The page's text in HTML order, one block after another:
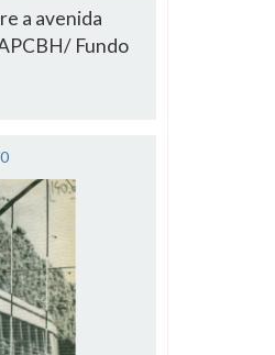
a avenida
Fundo